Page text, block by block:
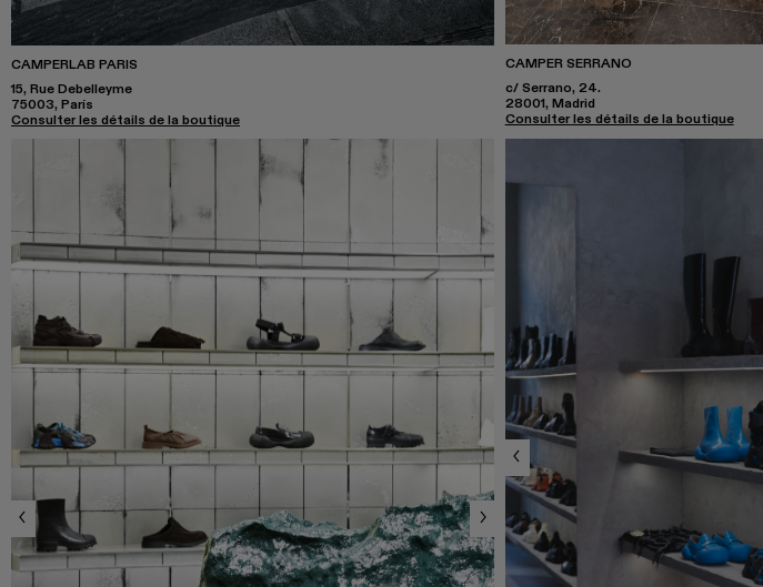
CAMPERLAB PARIS
15, Rue Debelleyme
75003, París
Consulter les détails de la boutique
CAMPER SERRANO
c/ Serrano, 24.
28001, Madrid
Consulter les détails de la boutique